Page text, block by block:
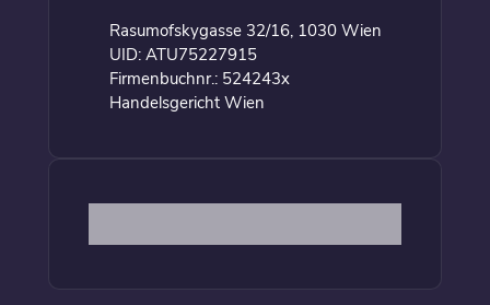
Rasumofskygasse 32/16, 1030 Wien
UID: ATU75227915
Firmenbuchnr.: 524243x
Handelsgericht Wien